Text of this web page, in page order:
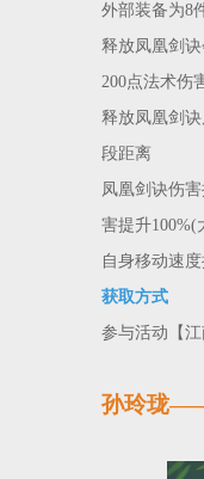
外部装备为8
释放凤凰剑
200点法术伤
释放凤凰剑
段距离
凤凰剑诀伤
害提升100%(
自身移动速
获取方式
参与活动【
孙玲珑